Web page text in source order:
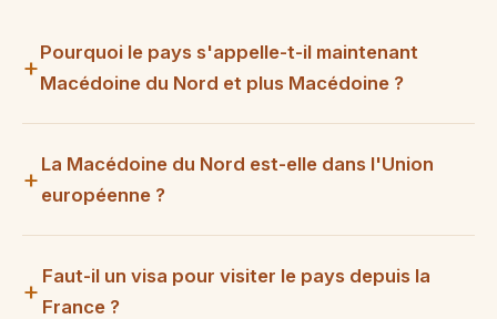
Pourquoi le pays s'appelle-t-il maintenant
Macédoine du Nord et plus Macédoine ?
La Macédoine du Nord est-elle dans l'Union
européenne ?
Faut-il un visa pour visiter le pays depuis la
France ?